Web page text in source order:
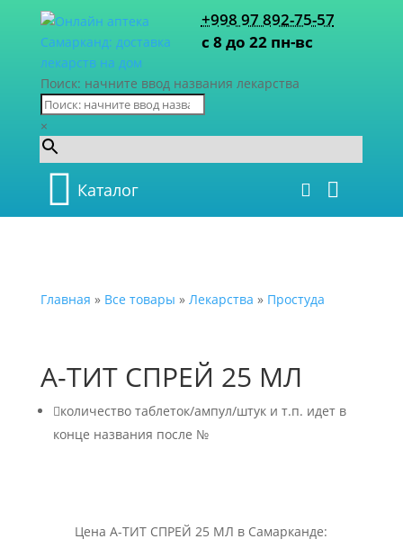
+998 97 892-75-57
с 8 до 22 пн-вс
Поиск: начните ввод названия лекарства
×
Каталог
Главная » Все товары » Лекарства » Простуда
А-ТИТ СПРЕЙ 25 МЛ
количество таблеток/ампул/штук и т.п. идет в
конце названия после №
Цена А-ТИТ СПРЕЙ 25 МЛ в Самарканде: